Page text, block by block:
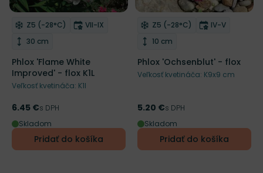
Odober do zoznamu želaní
Mrazuvzdornosť
Z5 (-28°C) Doba kvitnutia
VII-IX
Výška rastliny
30 cm
Phlox 'Flame White
Improved' - flox K1L
Veľkosť kvetináča: K1l
Cena
6.45 €s DPH
Skladom
Pridať do košíka
Odober do zoznamu želaní
Mrazuvzdornosť
Z5 (-28°C) Doba
IV-V
Výška rastliny
10 cm
Phlox 'Ochsenblut' - flox
Veľkosť kvetináča: K9x9 cm
Cena
5.20 €s DPH
Skladom
Pridať do košíka